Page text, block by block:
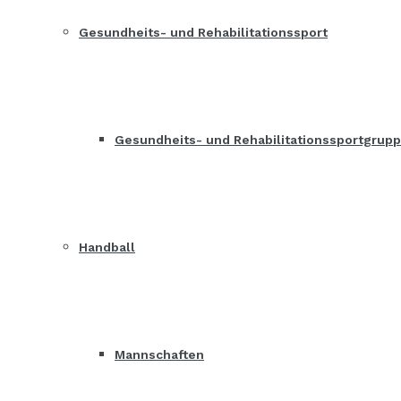
Gesundheits- und Rehabilitationssport
Gesundheits- und
Handball
Mannschaften